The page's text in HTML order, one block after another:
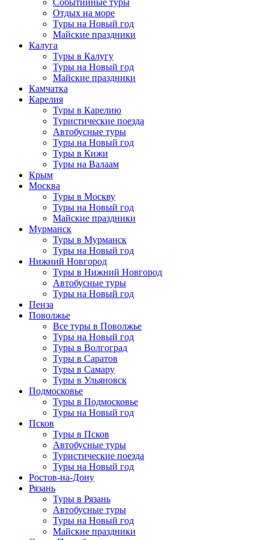
Отдых на море
Туры на Новый год
Майские праздники
Калуга
Туры в Калугу
Туры на Новый год
Майские праздники
Камчатка
Карелия
Туры в Карелию
Туристические поезда
Автобусные туры
Туры на Новый год
Туры в Кижи
Туры на Валаам
Крым
Москва
Туры в Москву
Туры на Новый год
Майские праздники
Мурманск
Туры в Мурманск
Туры на Новый год
Нижний Новгород
Туры в Нижний Новгород
Автобусные туры
Туры на Новый год
Пенза
Поволжье
Все туры в Поволжье
Туры на Новый год
Туры в Волгоград
Туры в Саратов
Туры в Самару
Туры в Ульяновск
Подмосковье
Туры в Подмосковье
Туры на Новый год
Псков
Туры в Псков
Автобусные туры
Туристические поезда
Туры на Новый год
Ростов-на-Дону
Рязань
Туры в Рязань
Автобусные туры
Туры на Новый год
Майские праздники